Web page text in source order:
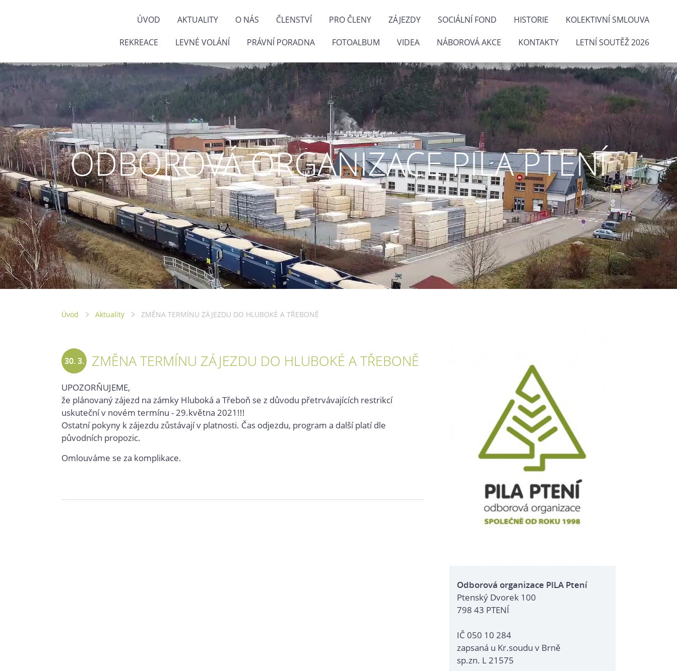
ÚVOD AKTUALITY O NÁS ČLENSTVÍ PRO ČLENY ZÁJEZDY SOCIÁLNÍ FOND HISTORIE KOLEKTIVNÍ SMLOUVA
REKREACE LEVNÉ VOLÁNÍ PRÁVNÍ PORADNA FOTOALBUM VIDEA NÁBOROVÁ AKCE KONTAKTY LETNÍ SOUTĚŽ 2026
ODBOROVÁ ORGANIZACE PILA PTENÍ
Úvod Aktuality ZMĚNA TERMÍNU ZÁJEZDU DO HLUBOKÉ A TŘEBONĚ
30. 3.
2021
ZMĚNA TERMÍNU ZÁJEZDU DO HLUBOKÉ A TŘEBONĚ
UPOZORŇUJEME,
že plánovaný zájezd na zámky Hluboká a Třeboň se z důvodu přetrvávajících restrikcí
uskuteční v novém termínu - 29.května 2021!!!
Ostatní pokyny k zájezdu zůstávají v platnosti. Čas odjezdu, program a další platí dle
původních propozic.
Omlouváme se za komplikace.
Odborová organizace PILA Ptení
Ptenský Dvorek 100
798 43 PTENÍ
IČ 050 10 284
zapsaná u Kr.soudu v Brně
sp.zn. L 21575